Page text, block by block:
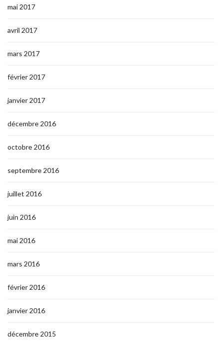
mai 2017
avril 2017
mars 2017
février 2017
janvier 2017
décembre 2016
octobre 2016
septembre 2016
juillet 2016
juin 2016
mai 2016
mars 2016
février 2016
janvier 2016
décembre 2015